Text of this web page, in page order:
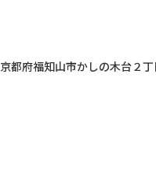
京都府福知山市かしの木台２丁